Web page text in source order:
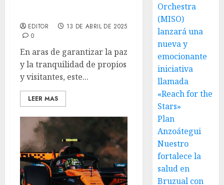
EDITOR
13 DE ABRIL DE 2025
0
En aras de garantizar la paz
y la tranquilidad de propios
y visitantes, este...
LEER MAS
Orchestra
(MISO)
lanzará una
nueva y
emocionante
iniciativa
llamada
«Reach for the
Stars»
Plan
Anzoátegui
Nuestro
fortalece la
salud en
Bruzual con